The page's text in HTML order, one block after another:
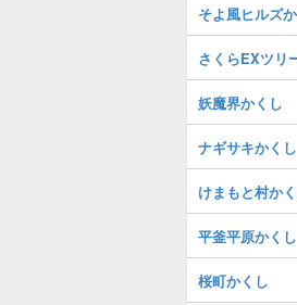
そよ風ヒルズ
さくらEXツリ
妖魔界かくし
ナギサキかくし
けまもと村か
平釜平原かくし
桜町かくし